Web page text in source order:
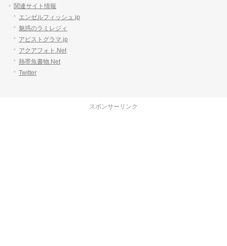
関連サイト情報
エンゼルフィッシュ.jp
魅惑のラミレジィ
アピストグラマ.jp
アクアフォト.Net
熱帯魚書物.Net
Twitter
スポンサーリンク